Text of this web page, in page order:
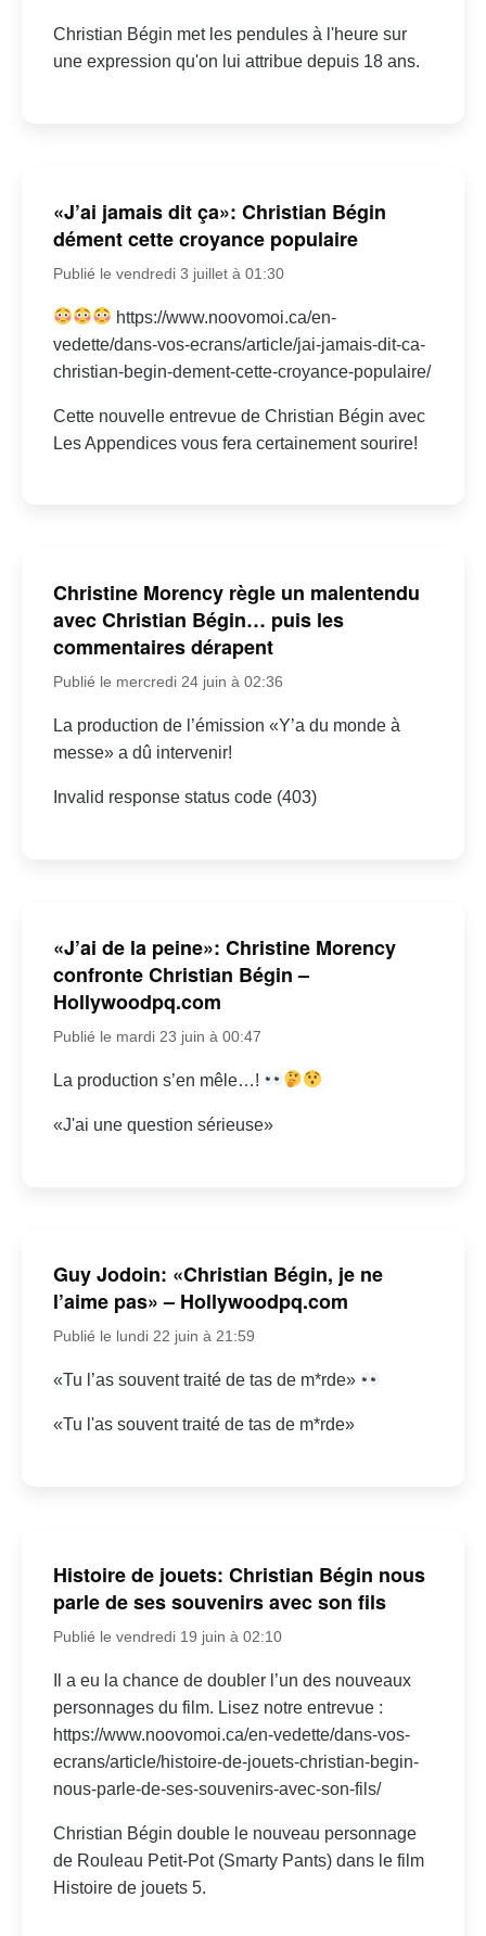
Christian Bégin met les pendules à l'heure sur
une expression qu'on lui attribue depuis 18 ans.
«J’ai jamais dit ça»: Christian Bégin
dément cette croyance populaire
Publié le vendredi 3 juillet à 01:30
https://www.noovomoi.ca/en-
vedette/dans-vos-ecrans/article/jai-jamais-dit-ca-
christian-begin-dement-cette-croyance-populaire/
Cette nouvelle entrevue de Christian Bégin avec
Les Appendices vous fera certainement sourire!
Christine Morency règle un malentendu
avec Christian Bégin… puis les
commentaires dérapent
Publié le mercredi 24 juin à 02:36
La production de l’émission «Y’a du monde à
messe» a dû intervenir!
Invalid response status code (403)
«J’ai de la peine»: Christine Morency
confronte Christian Bégin –
Hollywoodpq.com
Publié le mardi 23 juin à 00:47
La production s’en mêle…!
«J'ai une question sérieuse»
Guy Jodoin: «Christian Bégin, je ne
l’aime pas» – Hollywoodpq.com
Publié le lundi 22 juin à 21:59
«Tu l’as souvent traité de tas de m*rde»
«Tu l'as souvent traité de tas de m*rde»
Histoire de jouets: Christian Bégin nous
parle de ses souvenirs avec son fils
Publié le vendredi 19 juin à 02:10
Il a eu la chance de doubler l’un des nouveaux
personnages du film. Lisez notre entrevue :
https://www.noovomoi.ca/en-vedette/dans-vos-
ecrans/article/histoire-de-jouets-christian-begin-
nous-parle-de-ses-souvenirs-avec-son-fils/
Christian Bégin double le nouveau personnage
de Rouleau Petit-Pot (Smarty Pants) dans le film
Histoire de jouets 5.